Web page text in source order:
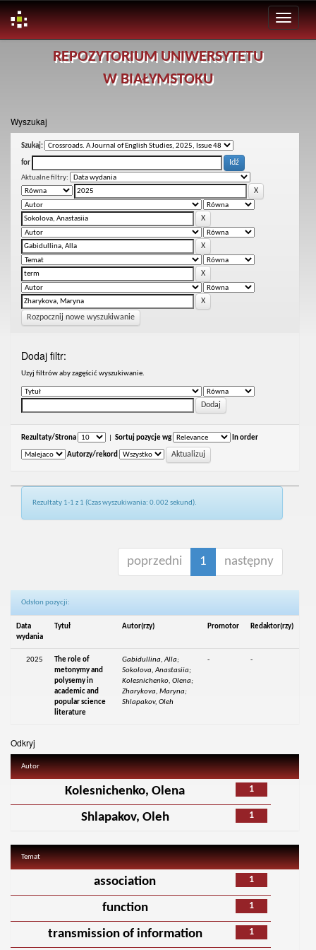
REPOZYTORIUM UNIWERSYTETU
W BIAŁYMSTOKU
Wyszukaj
Szukaj:
for
Aktualne filtry:
Rozpocznij nowe wyszukiwanie
Dodaj filtr:
Uzyj filtrów aby zagęścić wyszukiwanie.
Rezultaty/Strona Sortuj pozycje wg In order
Autorzy/rekord
Rezultaty 1-1 z 1 (Czas wyszukiwania: 0.002 sekund).
poprzedni 1 następny
Odsłon pozycji:
Data
wydania
Tytuł Autor(rzy) Promotor Redaktor(rzy)
2025
The role of
metonymy and
polysemy in
academic and
popular science
literature
Gabidullina, Alla;
Sokolova, Anastasiia;
Kolesnichenko, Olena;
Zharykova, Maryna;
Shlapakov, Oleh
- -
Odkryj
Autor
1
Kolesnichenko, Olena
1
Shlapakov, Oleh
Temat
1
association
1
function
1
transmission of information